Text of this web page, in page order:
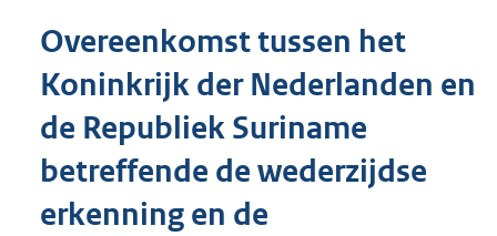
o
t
:
7
Overeenkomst tussen het
Koninkrijk der Nederlanden en
de Republiek Suriname
betreffende de wederzijdse
erkenning en de